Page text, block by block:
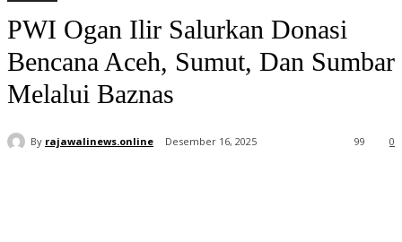
PWI Ogan Ilir Salurkan Donasi
Bencana Aceh, Sumut, Dan Sumbar
Melalui Baznas
By rajawalinews.online Desember 16, 2025 0
99